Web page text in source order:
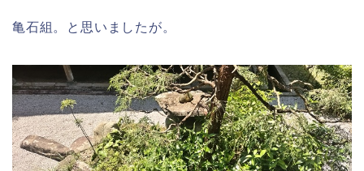
亀石組。と思いましたが。